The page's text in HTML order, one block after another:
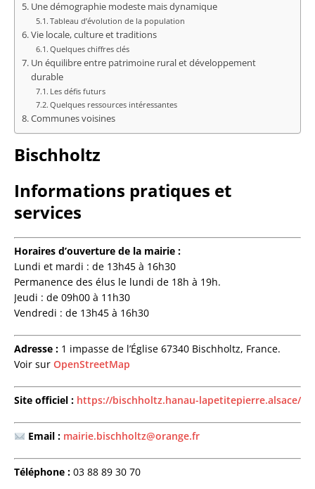
Une démographie modeste mais dynamique
Tableau d’évolution de la population
Vie locale, culture et traditions
Quelques chiffres clés
Un équilibre entre patrimoine rural et développement
durable
Les défis futurs
Quelques ressources intéressantes
Communes voisines
Bischholtz
Informations pratiques et
services
Horaires d’ouverture de la mairie :
Lundi et mardi : de 13h45 à 16h30
Permanence des élus le lundi de 18h à 19h.
Jeudi : de 09h00 à 11h30
Vendredi : de 13h45 à 16h30
Adresse : 1 impasse de l’Église 67340 Bischholtz, France.
Voir sur OpenStreetMap
Site officiel : https://bischholtz.hanau-lapetitepierre.alsace/
Email : mairie.bischholtz@orange.fr
Téléphone : 03 88 89 30 70